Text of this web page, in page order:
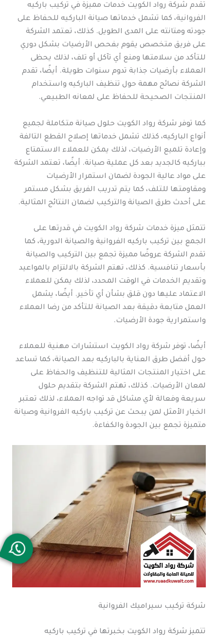
تقدم شركة رواد الكويت خدمات مميزة في تركيب باركيه
الفروانية، كما تشمل خدماتها صيانة الباركيه للحفاظ على
جودته ومتانته على المدى الطويل. كذلك، تعتمد الشركة
على فريق متخصص يقوم بفحص الأرضيات بشكل دوري
للتأكد من سلامتها ومنع أي تآكل أو تلف، لذلك يحظى
العملاء بأرضيات جذابة تدوم سنوات طويلة. أيضًا، تقدم
الشركة نصائح مهمة حول تنظيف الباركيه واستخدام
المنتجات الصحيحة للحفاظ على لمعانه الطبيعي.
كما توفر شركة رواد الكويت حلول صيانة متكاملة لجميع
أنواع الباركيه، كذلك تشمل خدماتها إصلاح القطع التالفة
وإعادة تلميع الأرضيات، لذلك يمكن للعملاء الاستمتاع
بباركيه كالجديد بعد كل عملية صيانة. أيضًا، تعتمد الشركة
على مواد عالية الجودة لضمان استمرار الأرضيات
ومقاومتها للتلف، كما يتم تدريب الفريق بشكل مستمر
على أحدث طرق الصيانة والتركيب لضمان النتائج المثالية.
تتمثل ميزة خدمات شركة رواد الكويت في قدرتها على
الجمع بين تركيب باركيه الفروانية والصيانة الدورية، كما
تقدم الشركة عروضًا مميزة تجمع بين التركيب والصيانة
بأسعار تنافسية. كذلك، تهتم الشركة بالالتزام بالمواعيد
وتقديم الخدمات في الوقت المحدد، لذلك يمكن للعملاء
الاعتماد عليها دون قلق بشأن أي تأخير. أيضًا، يشمل
العمل متابعة دقيقة بعد الصيانة للتأكد من رضا العملاء
واستمرارية جودة الأرضيات.
أيضًا، توفر شركة رواد الكويت استشارات مهنية للعملاء
حول أفضل طرق العناية بالباركيه بعد الصيانة، كما تساعد
على اختيار المنتجات المثالية للتنظيف والحفاظ على
لمعان الأرضيات. كذلك، تهتم الشركة بتقديم حلول
سريعة وفعالة لأي مشاكل قد تواجه العملاء، لذلك تعتبر
الخيار الأمثل لمن يبحث عن تركيب باركيه الفروانية وصيانة
متميزة تجمع بين الجودة والكفاءة.
شركة تركيب سيراميك الفروانية
تتميز شركة رواد الكويت بخبرتها في تركيب باركيه